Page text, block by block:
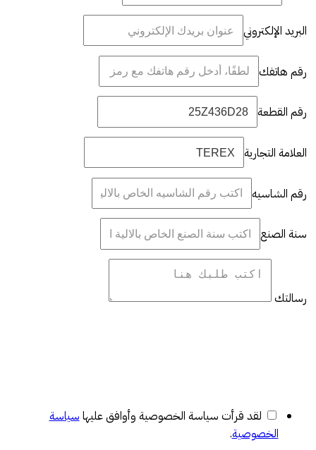
البريد الإلكتروني
رقم هاتفك
رقم القطعة
العلامة التجارية
رقم الشاسيه
سنة الصنع
رسالتك
لقد قرأت سياسة الخصوصية وأوافق عليها سياسة
الخصوصية.